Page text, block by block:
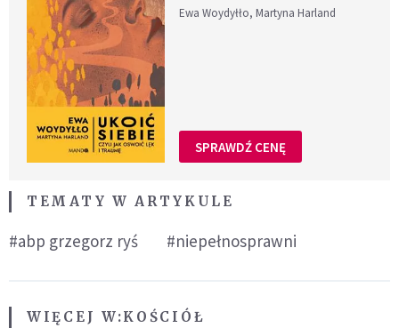
Ewa Woydyłło, Martyna Harland
SPRAWDŹ CENĘ
TEMATY W ARTYKULE
#abp grzegorz ryś #niepełnosprawni
WIĘCEJ W:KOŚCIÓŁ